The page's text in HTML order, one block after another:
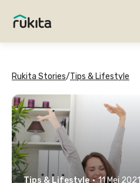
Rukita Stories/Tips & Lifestyle
Tips & Lifestyle · 11 Mei 2021